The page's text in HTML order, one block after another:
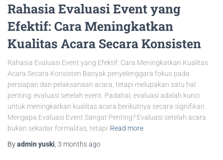
Rahasia Evaluasi Event yang
Efektif: Cara Meningkatkan
Kualitas Acara Secara Konsisten
Rahasia Evaluasi Event yang Efektif: Cara Meningkatkan Kualitas
Acara Secara Konsisten Banyak penyelenggara fokus pada
persiapan dan pelaksanaan acara, tetapi melupakan satu hal
penting: evaluasi setelah event. Padahal, evaluasi adalah kunci
untuk meningkatkan kualitas acara berikutnya secara signifikan.
Mengapa Evaluasi Event Sangat Penting? Evaluasi setelah acara
bukan sekadar formalitas, tetapi Read more
Byadmin yuski 3 monthsago